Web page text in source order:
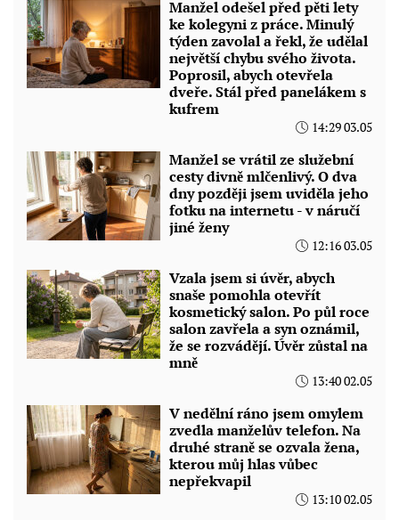
Manžel odešel před pěti lety
ke kolegyni z práce. Minulý
týden zavolal a řekl, že udělal
největší chybu svého života.
Poprosil, abych otevřela
dveře. Stál před panelákem s
kufrem
14:29 03.05
Manžel se vrátil ze služební
cesty divně mlčenlivý. O dva
dny později jsem uviděla jeho
fotku na internetu - v náručí
jiné ženy
12:16 03.05
Vzala jsem si úvěr, abych
snaše pomohla otevřít
kosmetický salon. Po půl roce
salon zavřela a syn oznámil,
že se rozvádějí. Úvěr zůstal na
mně
13:40 02.05
V nedělní ráno jsem omylem
zvedla manželův telefon. Na
druhé straně se ozvala žena,
kterou můj hlas vůbec
nepřekvapil
13:10 02.05